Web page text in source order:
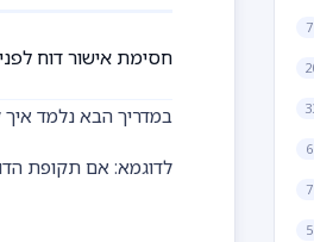
7
6
7
5
חסימת אישור דוח
במדריך הבא נלמד
לדוגמא: אם תקופת הדוח אמורה להסתיים ב 31 לחודש